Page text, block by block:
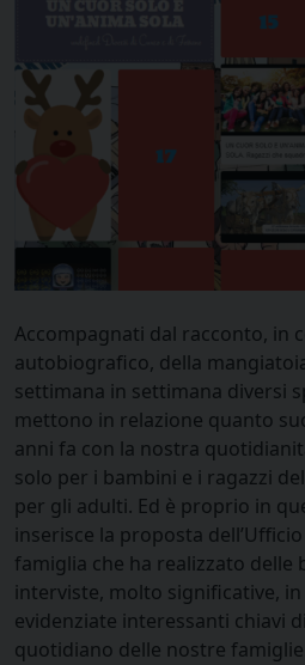
Accompagnati dal racconto, in
autobiografico, della
settimana in settimana diversi
mettono in relazione quanto
anni fa con la nostra
solo per i bambini e i ragazzi
per gli adulti. Ed è proprio in
inserisce la proposta
famiglia che ha realizzato delle
interviste, molto significative,
evidenziate interessanti chiavi
quotidiano delle nostre